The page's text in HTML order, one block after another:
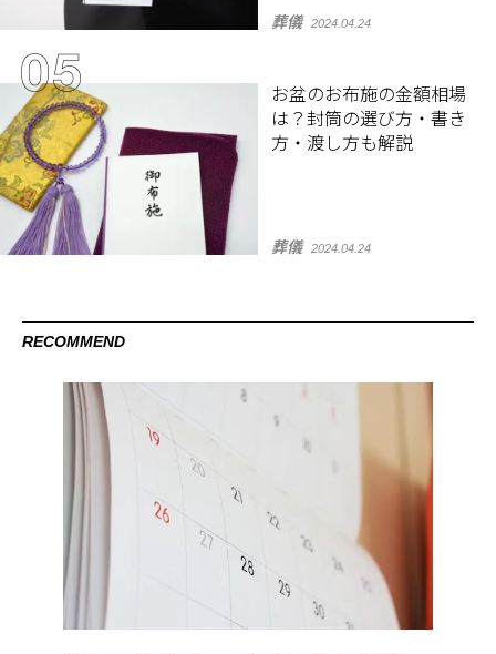
葬儀 2024.04.24
お盆のお布施の金額相場
は？封筒の選び方・書き
方・渡し方も解説
葬儀 2024.04.24
RECOMMEND